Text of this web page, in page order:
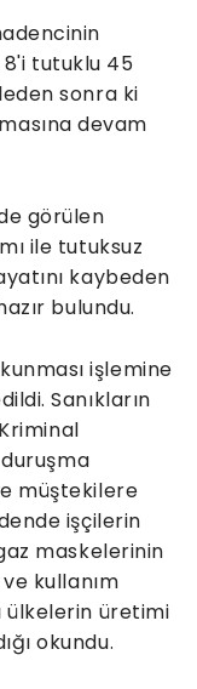
tutuklu 45
sonra ki
devam
görülen
ile tutuksuz
kaybeden
bulundu.
işlemine
Sanıkların
müştekilere
işçilerin
maskelerinin
kullanım
ülkelerin üretimi
okundu.